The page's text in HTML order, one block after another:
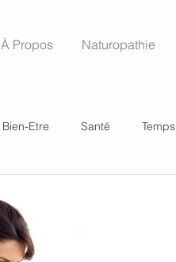
À Propos Naturopathie
Bien-Etre Santé Temps